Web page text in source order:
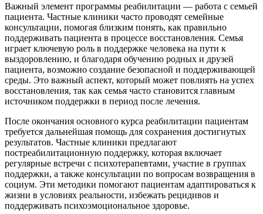
Важный элемент программы реабилитации — работа с семьей
пациента. Частные клиники часто проводят семейные
консультации, помогая близким понять, как правильно
поддерживать пациента в процессе восстановления. Семья
играет ключевую роль в поддержке человека на пути к
выздоровлению, и благодаря обучению родных и друзей
пациента, возможно создание безопасной и поддерживающей
среды. Это важный аспект, который может повлиять на успех
восстановления, так как семья часто становится главным
источником поддержки в период после лечения.
После окончания основного курса реабилитации пациентам
требуется дальнейшая помощь для сохранения достигнутых
результатов. Частные клиники предлагают
постреабилитационную поддержку, которая включает
регулярные встречи с психотерапевтами, участие в группах
поддержки, а также консультации по вопросам возвращения в
социум. Эти методики помогают пациентам адаптироваться к
жизни в условиях реальности, избежать рецидивов и
поддерживать психоэмоциональное здоровье.